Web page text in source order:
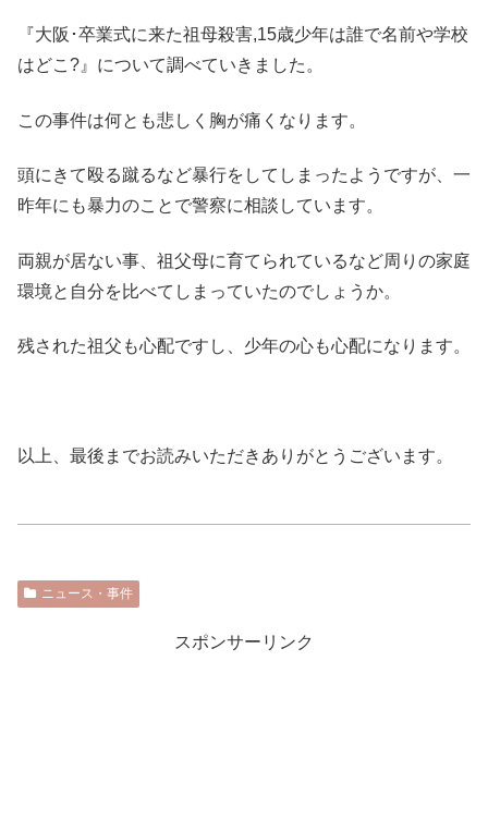
『大阪･卒業式に来た祖母殺害,15歳少年は誰で名前や学校
はどこ?』について調べていきました。
この事件は何とも悲しく胸が痛くなります。
頭にきて殴る蹴るなど暴行をしてしまったようですが、一
昨年にも暴力のことで警察に相談しています。
両親が居ない事、祖父母に育てられているなど周りの家庭
環境と自分を比べてしまっていたのでしょうか。
残された祖父も心配ですし、少年の心も心配になります。
以上、最後までお読みいただきありがとうございます。
ニュース・事件
スポンサーリンク